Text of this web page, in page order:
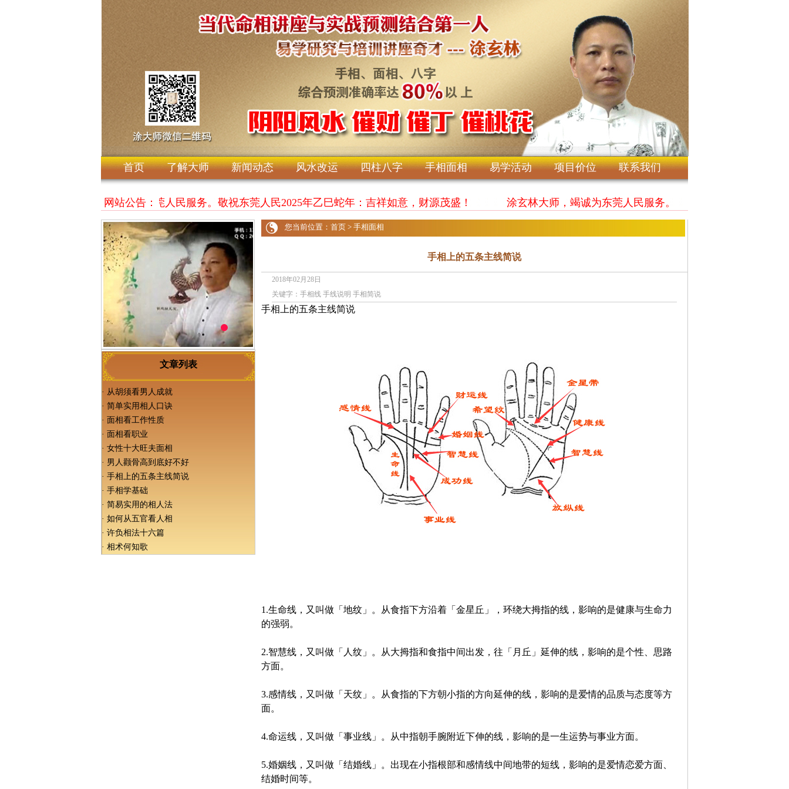
首页 了解大师 新闻动态 风水改运 四柱八字 手相面相 易学活动 项目价位 联系我们
网站公告：
涂玄林大师，竭诚为东莞人民服务。敬祝东莞人民2025年乙巳蛇年：吉祥如意，财源茂盛！ 涂玄林大师，竭诚为东莞人民服务。敬祝东莞人民2025年
文章列表
· 从胡须看男人成就
· 简单实用相人口诀
· 面相看工作性质
· 面相看职业
· 女性十大旺夫面相
· 男人颧骨高到底好不好
· 手相上的五条主线简说
· 手相学基础
· 简易实用的相人法
· 如何从五官看人相
· 许负相法十六篇
· 相术何知歌
您当前位置： 首页 > 手相面相
手相上的五条主线简说
2018年02月28日
关键字：手相线 手线说明 手相简说
手相上的五条主线简说
1.生命线，又叫做「地纹」。从食指下方沿着「金星丘」，环绕大拇指的线，影响的是健康与生命力
的强弱。
2.智慧线，又叫做「人纹」。从大拇指和食指中间出发，往「月丘」延伸的线，影响的是个性、思路
方面。
3.感情线，又叫做「天纹」。从食指的下方朝小指的方向延伸的线，影响的是爱情的品质与态度等方
面。
4.命运线，又叫做「事业线」。从中指朝手腕附近下伸的线，影响的是一生运势与事业方面。
5.婚姻线，又叫做「结婚线」。出现在小指根部和感情线中间地带的短线，影响的是爱情恋爱方面、
结婚时间等。